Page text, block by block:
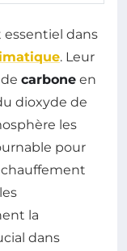
dans
. Leur
carbone en
dioxyde de
les
pour
la
dans